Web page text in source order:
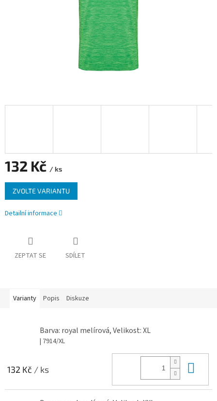
132 Kč / ks
Měrná
cena:
ZVOLTE VARIANTU
Detailní informace
ZEPTAT SE SDÍLET
Varianty Popis Diskuze
Barva: royal melírová, Velikost: XL
| 7914/XL
132 Kč / ks